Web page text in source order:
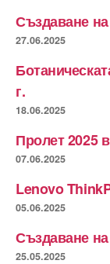
Създаване
27.06.2025
г.
18.06.2025
Пролет 2025
07.06.2025
Lenovo
05.06.2025
Създаване
25.05.2025